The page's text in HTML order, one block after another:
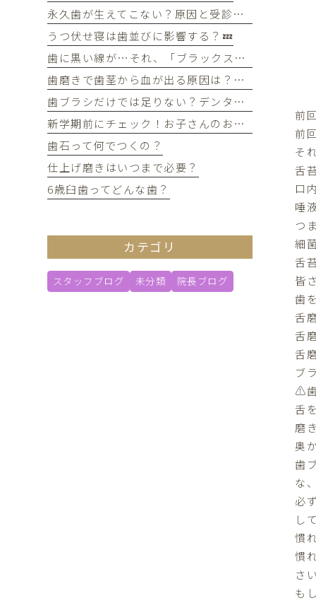
前
前
そ
舌
口
唾
つ
細
舌
皆
歯
舌
舌
舌
ブ
⚠️
舌
磨
奥
歯
な
必
し
慣
慣
さ
も
永久歯が生えてこない？原因と受診のタイミングについて
うつ伏せ寝は歯並びに影響する？💤
歯に黒い線が…それ、「ブラックステイン」かもしれません！
歯磨きで歯茎から血が出る原因は？痛みがなくても受診すべき判断基準
歯ブラシだけでは足りない？デンタルフロスを使うメリット
新学期前にチェック！お子さんのお口の健康、大丈夫？
歯石って何でつくの？
仕上げ磨きはいつまで必要？
6歳臼歯ってどんな歯？
カテゴリ
スタッフブログ 未分類 院長ブログ